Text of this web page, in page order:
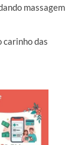
massagem
carinho das